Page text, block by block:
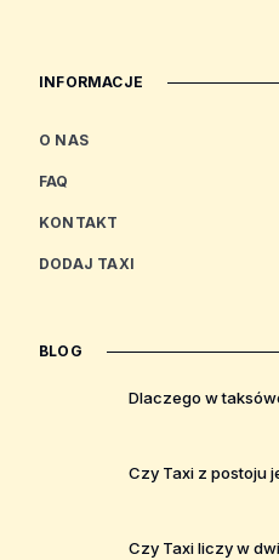
INFORMACJE
O NAS
FAQ
KONTAKT
DODAJ TAXI
BLOG
Dlaczego w
Czy Taxi z postoju
Czy Taxi liczy w